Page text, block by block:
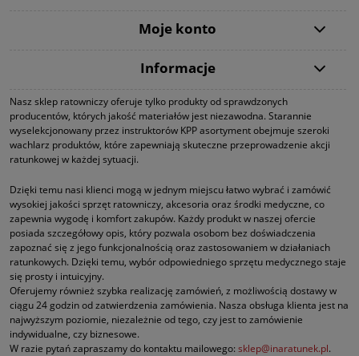
Moje konto
Informacje
Nasz sklep ratowniczy oferuje tylko produkty od sprawdzonych
producentów, których jakość materiałów jest niezawodna. Starannie
wyselekcjonowany przez instruktorów KPP asortyment obejmuje szeroki
wachlarz produktów, które zapewniają skuteczne przeprowadzenie akcji
ratunkowej w każdej sytuacji.
Dzięki temu nasi klienci mogą w jednym miejscu łatwo wybrać i zamówić
wysokiej jakości sprzęt ratowniczy, akcesoria oraz środki medyczne, co
zapewnia wygodę i komfort zakupów. Każdy produkt w naszej ofercie
posiada szczegółowy opis, który pozwala osobom bez doświadczenia
zapoznać się z jego funkcjonalnością oraz zastosowaniem w działaniach
ratunkowych. Dzięki temu, wybór odpowiedniego sprzętu medycznego staje
się prosty i intuicyjny.
Oferujemy również szybka realizację zamówień, z możliwością dostawy w
ciągu 24 godzin od zatwierdzenia zamówienia. Nasza obsługa klienta jest na
najwyższym poziomie, niezależnie od tego, czy jest to zamówienie
indywidualne, czy biznesowe.
W razie pytań zapraszamy do kontaktu mailowego: sklep@inaratunek.pl.